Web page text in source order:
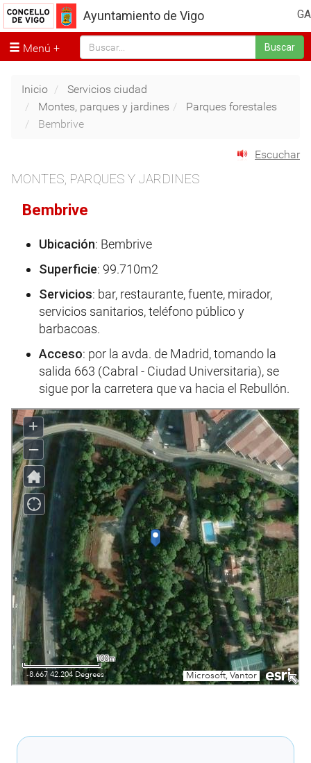
GA
Ayuntamiento de Vigo
Menú Buscar
Inicio
Servicios ciudad
Montes, parques y jardines
Parques forestales
Bembrive
Escuchar
MONTES, PARQUES Y JARDINES
Bembrive
Ubicación: Bembrive
Superficie: 99.710m2
Servicios: bar, restaurante, fuente, mirador,
servicios sanitarios, teléfono público y
barbacoas.
Acceso: por la avda. de Madrid, tomando la
salida 663 (Cabral - Ciudad Universitaria), se
sigue por la carretera que va hacia el Rebullón.